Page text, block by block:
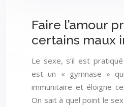
Faire l’amour
certains maux
Le sexe, s’il est
est un « gymnase »
immunitaire et éloigne
On sait à quel point le